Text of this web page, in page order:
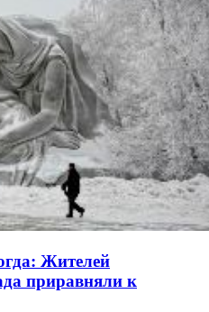
Жителей
приравняли к